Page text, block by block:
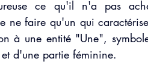
ce qu'il n'a pas
ne faire qu'un qui
à une entité "Une",
d'une partie féminine.